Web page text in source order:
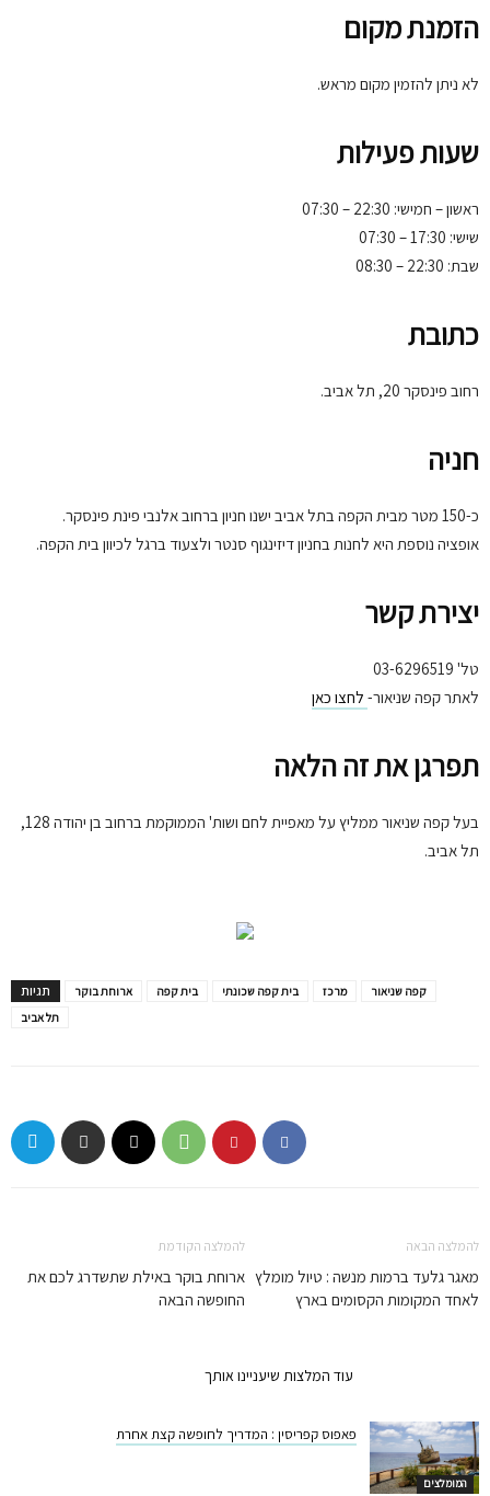
הזמנת מקום
לא ניתן להזמין מקום מראש.
שעות פעילות
ראשון – חמישי: 22:30 – 07:30
שישי: 17:30 – 07:30
שבת: 22:30 – 08:30
כתובת
רחוב פינסקר 20, תל אביב.
חניה
כ-150 מטר מבית הקפה בתל אביב ישנו חניון ברחוב אלנבי פינת פינסקר.
אופציה נוספת היא לחנות בחניון דיזינגוף סנטר ולצעוד ברגל לכיוון בית הקפה.
יצירת קשר
טל' 03-6296519
לאתר קפה שניאור- לחצו כאן
תפרגן את זה הלאה
בעל קפה שניאור ממליץ על מאפיית לחם ושות' הממוקמת ברחוב בן יהודה 128,
תל אביב.
תגיות ארוחת בוקר בית קפה בית קפה שכונתי מרכז
קפה שניאור
תל אביב
להמלצה הקודמת
ארוחת בוקר באילת שתשדרג לכם את
החופשה הבאה
להמלצה הבאה
מאגר גלעד ברמות מנשה : טיול מומלץ
לאחד המקומות הקסומים בארץ
עוד המלצות שיעניינו אותך
המומלצים
פאפוס קפריסין : המדריך לחופשה קצת אחרת